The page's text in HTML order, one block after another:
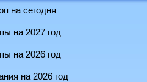
на сегодня
на 2027 год
на 2026 год
на 2026 год